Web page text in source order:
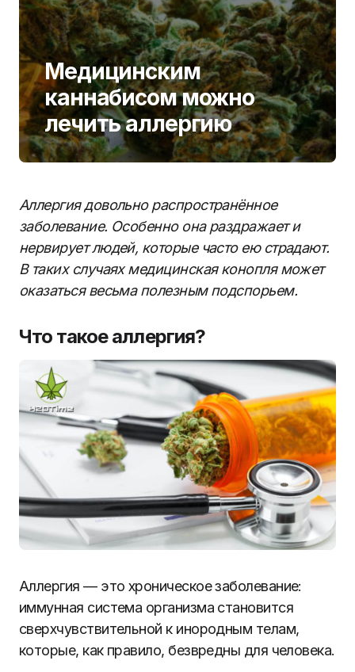
Медицинским
каннабисом можно
лечить аллергию
Аллергия довольно распространённое
заболевание. Особенно она раздражает и
нервирует людей, которые часто ею страдают.
В таких случаях медицинская конопля может
оказаться весьма полезным подспорьем.
Что такое аллергия?
Аллергия — это хроническое заболевание:
иммунная система организма становится
сверхчувствительной к инородным телам,
которые, как правило, безвредны для человека.